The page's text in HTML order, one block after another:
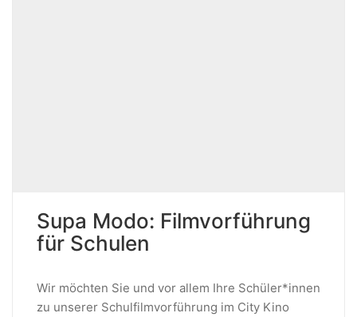
Supa Modo: Filmvorführung
für Schulen
Wir möchten Sie und vor allem Ihre Schüler*innen
zu unserer Schulfilmvorführung im City Kino